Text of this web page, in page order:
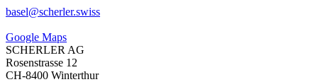
basel@scherler.swiss
Google Maps
SCHERLER AG
Rosenstrasse 12
CH-8400 Winterthur